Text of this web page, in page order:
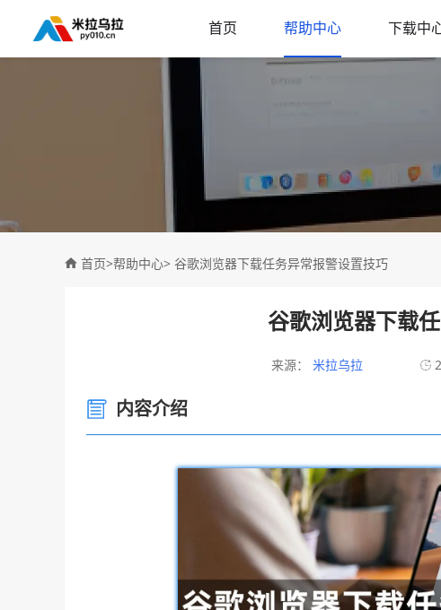
首页 帮助中心 下载中
首页>帮助中心> 谷歌浏览器下载任务异常报警设置技巧
谷歌浏览器下载
来源： 米拉乌拉
内容介绍